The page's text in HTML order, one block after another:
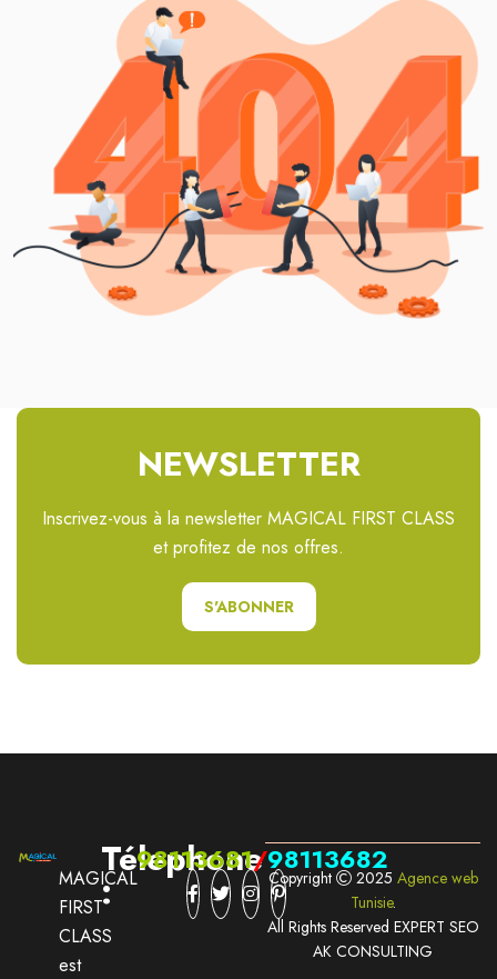
NEWSLETTER
Inscrivez-vous à la newsletter MAGICAL FIRST CLASS
et profitez de nos offres.
S'ABONNER
MAGICAL
FIRST
CLASS
est
Télephone
:
98113681/98113682
Copyright 2025 Agence web
Tunisie.
All Rights Reserved EXPERT SEO
AK CONSULTING